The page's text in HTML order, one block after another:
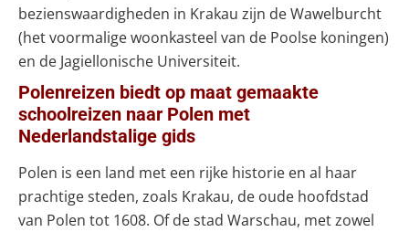
bezienswaardigheden in Krakau zijn de Wawelburcht
(het voormalige woonkasteel van de Poolse koningen)
en de Jagiellonische Universiteit.
Polenreizen biedt op maat gemaakte
schoolreizen naar Polen met
Nederlandstalige gids
Polen is een land met een rijke historie en al haar
prachtige steden, zoals Krakau, de oude hoofdstad
van Polen tot 1608. Of de stad Warschau, met zowel